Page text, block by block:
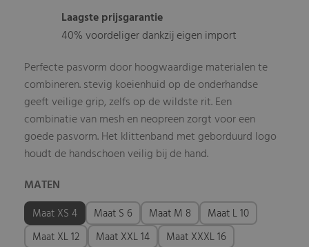
Laagste prijsgarantie
40% voordeliger dankzij eigen import
Perfecte pasvorm door hoogwaardige materialen te
combineren. stevig koeienhuid op de onderhandse
geeft veilige grip, zelfs op de wildste rit. Een
combinatie van mesh en neopreen zorgt voor een
goede pasvorm. Het klittenband met geborduurd logo
houdt de handschoen veilig bij de hand.
MATEN
Maat XS 4 Maat S 6 Maat M 8
Maat L 10
Maat XL 12
Maat XXL 14 Maat XXXL 16